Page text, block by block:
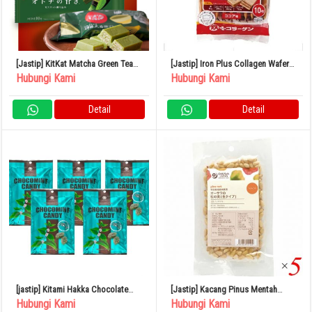
[Jastip] KitKat Matcha Green Tea
Jepang
Hubungi Kami
Detail
[Jastip] Iron Plus Collagen Wafers
10 Pieces
Hubungi Kami
Detail
[jastip] Kitami Hakka Chocolate
Mint Candy 170g x 5 Bag
Hubungi Kami
[Jastip] Kacang Pinus Mentah
Kacang Osawa 30g Set isi 5
Hubungi Kami